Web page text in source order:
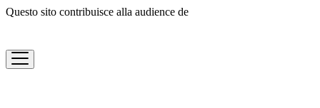
Questo sito contribuisce alla audience de